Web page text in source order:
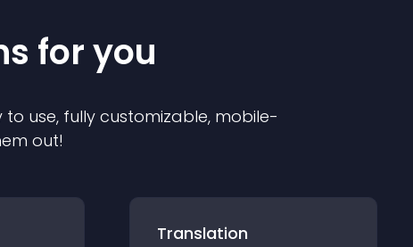
s for you
use, fully customizable, mobile-
out!
Translation